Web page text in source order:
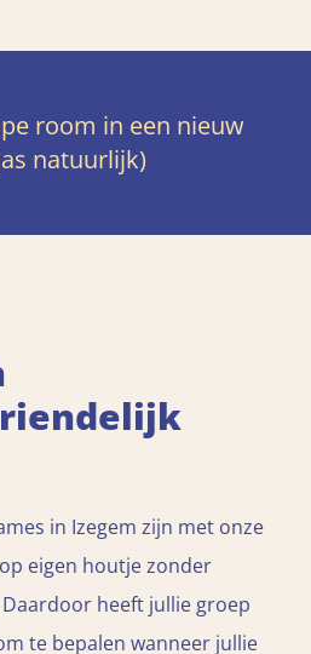
room in een nieuw
natuurlijk)
in Izegem zijn met onze
eigen houtje zonder
heeft jullie groep
te bepalen wanneer jullie